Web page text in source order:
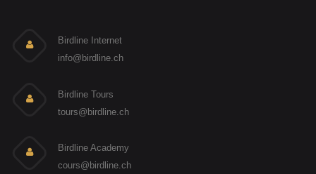
Birdline Internet
info@birdline.ch
Birdline Tours
tours@birdline.ch
Birdline Academy
cours@birdline.ch